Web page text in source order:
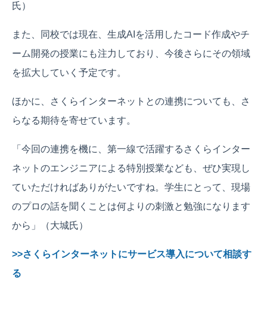
氏）
また、同校では現在、生成AIを活用したコード作成やチ
ーム開発の授業にも注力しており、今後さらにその領域
を拡大していく予定です。
ほかに、さくらインターネットとの連携についても、さ
らなる期待を寄せています。
「今回の連携を機に、第一線で活躍するさくらインター
ネットのエンジニアによる特別授業なども、ぜひ実現し
ていただければありがたいですね。学生にとって、現場
のプロの話を聞くことは何よりの刺激と勉強になります
から」（大城氏）
>>さくらインターネットにサービス導入について相談す
る